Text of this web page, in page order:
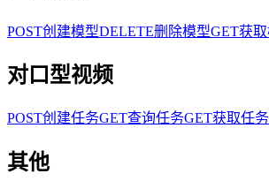
POST创建模型DELETE删除模型GET获
对口型视频
POST创建任务GET查询任务GET获取任
其他